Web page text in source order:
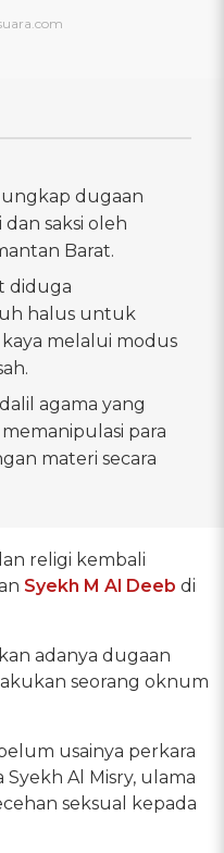
dugaan
saksi oleh
Barat.
diduga
halus untuk
melalui modus
agama yang
para
materi secara
religi kembali
Syekh M Al Deeb di
adanya dugaan
seorang oknum
usainya perkara
Al Misry, ulama
seksual kepada